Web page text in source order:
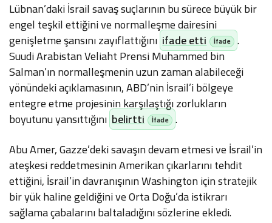
Lübnan’daki İsrail savaş suçlarının bu sürece büyük bir
engel teşkil ettiğini ve normalleşme dairesini
genişletme şansını zayıflattığını ifade etti .
Suudi Arabistan Veliaht Prensi Muhammed bin
Salman’ın normalleşmenin uzun zaman alabileceği
yönündeki açıklamasının, ABD’nin İsrail’i bölgeye
entegre etme projesinin karşılaştığı zorlukların
boyutunu yansıttığını belirtti
.
Abu Amer, Gazze’deki savaşın devam etmesi ve İsrail’in
ateşkesi reddetmesinin Amerikan çıkarlarını tehdit
ettiğini, İsrail’in davranışının Washington için stratejik
bir yük haline geldiğini ve Orta Doğu’da istikrarı
sağlama çabalarını baltaladığını sözlerine ekledi.